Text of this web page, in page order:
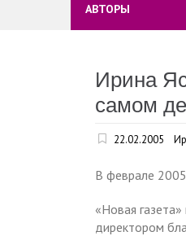
АВТОРЫ
Ирина
самом
22.02.2005
В феврале
«Новая
директором